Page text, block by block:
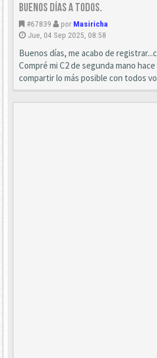
Buenos días a todos.
#67839 por Masiricha
Jue, 04 Sep 2025, 08:58
Buenos días, me acabo de
Compré mi C2 de segunda mano
compartir lo más posible con todos